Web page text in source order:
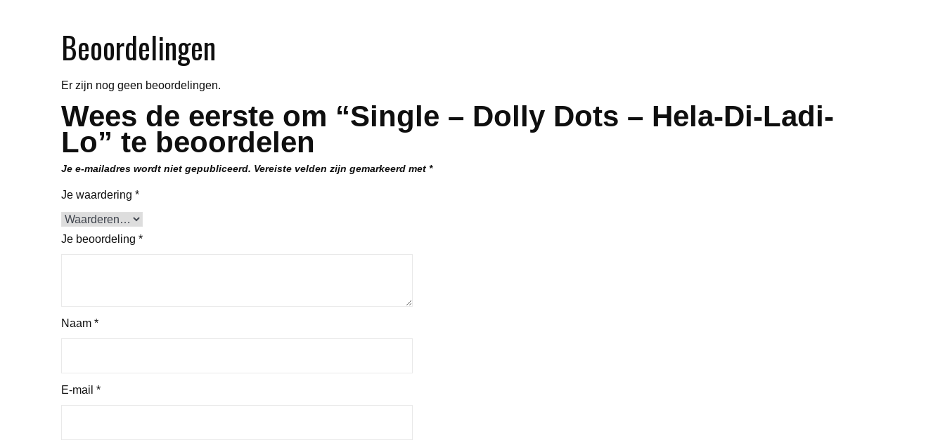
Beoordelingen
Er zijn nog geen beoordelingen.
Wees de eerste om “Single – Dolly Dots – Hela-Di-Ladi-
Lo” te beoordelen
Je e-mailadres wordt niet gepubliceerd. Vereiste velden zijn gemarkeerd met *
Je waardering *
Je beoordeling *
Naam *
E-mail *